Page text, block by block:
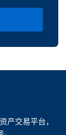
产交易平台，